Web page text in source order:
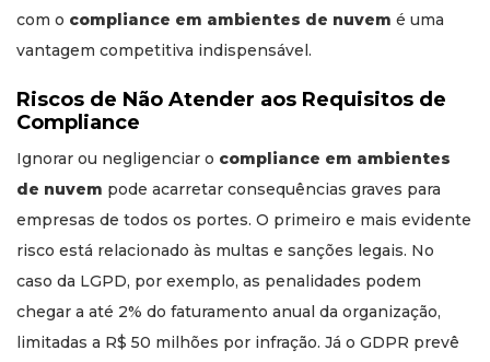
com o compliance em ambientes de nuvem é uma
vantagem competitiva indispensável.
Riscos de Não Atender aos Requisitos de
Compliance
Ignorar ou negligenciar o compliance em ambientes
de nuvem pode acarretar consequências graves para
empresas de todos os portes. O primeiro e mais evidente
risco está relacionado às multas e sanções legais. No
caso da LGPD, por exemplo, as penalidades podem
chegar a até 2% do faturamento anual da organização,
limitadas a R$ 50 milhões por infração. Já o GDPR prevê